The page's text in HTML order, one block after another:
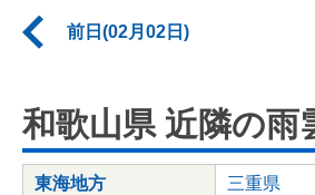
前日(02月02日)
和歌山県 近隣の雨
東海地方 三重県